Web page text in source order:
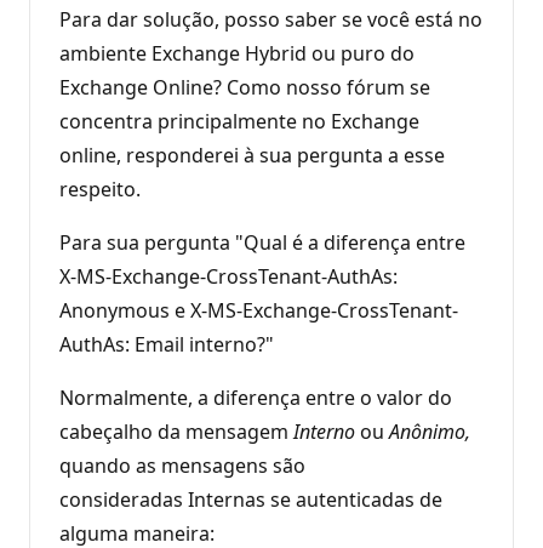
Para dar solução, posso saber se você está no
ambiente Exchange Hybrid ou puro do
Exchange Online? Como nosso fórum se
concentra principalmente no Exchange
online, responderei à sua pergunta a esse
respeito.
Para sua pergunta "Qual é a diferença entre
X-MS-Exchange-CrossTenant-AuthAs:
Anonymous e X-MS-Exchange-CrossTenant-
AuthAs: Email interno?"
Normalmente, a diferença entre o valor do
cabeçalho da mensagemInternoouAnônimo,
quando as mensagens são
consideradas Internas se autenticadas de
alguma maneira: